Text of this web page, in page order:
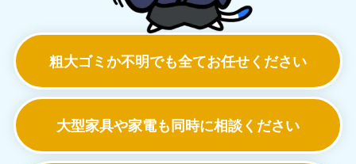
粗大ゴミか不明でも全てお任せください
大型家具や家電も同時に相談ください